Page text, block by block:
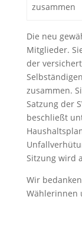
zusammen
Die neu
Mitglieder.
der
zusammen.
Satzung der
beschließt
Sitzung wird
Wir
Wählerinnen